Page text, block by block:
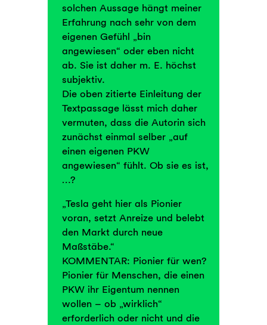
solchen Aussage hängt meiner
Erfahrung nach sehr von dem
eigenen Gefühl „bin
angewiesen“ oder eben nicht
ab. Sie ist daher m. E. höchst
subjektiv.
Die oben zitierte Einleitung der
Textpassage lässt mich daher
vermuten, dass die Autorin sich
zunächst einmal selber „auf
einen eigenen PKW
angewiesen“ fühlt. Ob sie es ist,
…?
„Tesla geht hier als Pionier
voran, setzt Anreize und belebt
den Markt durch neue
Maßstäbe.“
KOMMENTAR: Pionier für wen?
Pionier für Menschen, die einen
PKW ihr Eigentum nennen
wollen – ob „wirklich“
erforderlich oder nicht und die